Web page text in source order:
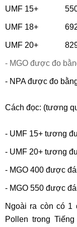
UMF 15+
UMF 18+
UMF 20+
- MGO được đo
- NPA được đo
Cách đọc: (tương
- UMF 15+ tương
- UMF 20+ tương
- MGO 400 được
- MGO 550 được
Ngoài ra còn có 1
Pollen trong